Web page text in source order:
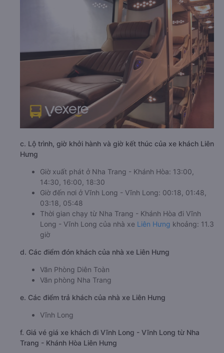
c. Lộ trình, giờ khởi hành và giờ kết thúc của xe khách Liên
Hưng
Giờ xuất phát ở Nha Trang - Khánh Hòa: 13:00,
14:30, 16:00, 18:30
Giờ đến nơi ở Vĩnh Long - Vĩnh Long: 00:18, 01:48,
03:18, 05:48
Thời gian chạy từ Nha Trang - Khánh Hòa đi Vĩnh
Long - Vĩnh Long của nhà xe Liên Hưng khoảng: 11.3
giờ
d. Các điểm đón khách của nhà xe Liên Hưng
Văn Phòng Diên Toàn
Văn phòng Nha Trang
e. Các điểm trả khách của nhà xe Liên Hưng
Vĩnh Long
f. Giá vé giá xe khách đi Vĩnh Long - Vĩnh Long từ Nha
Trang - Khánh Hòa Liên Hưng